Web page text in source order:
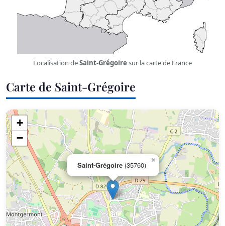
Localisation deSaint-Grégoiresur la carte de France
Carte de Saint-Grégoire
Saint-Grégoire (35760)
×
+
−